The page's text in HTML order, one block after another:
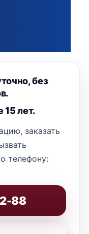
без
лет.
заказать
телефону:
88